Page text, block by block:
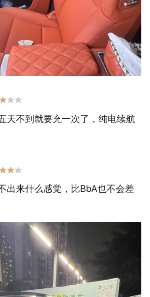
天不到就要充一次了，纯电续航
出来什么感觉，比BbA也不会差